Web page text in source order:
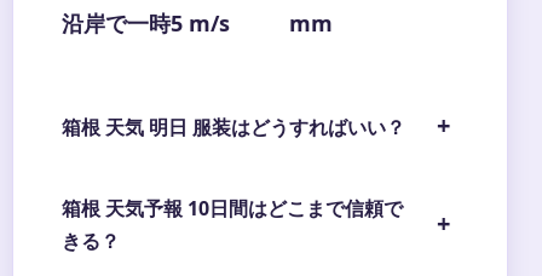
沿岸で一時5 m/s
mm
箱根 天気 明日 服装はどうすればいい？
箱根 天気予報 10日間はどこまで信頼で
きる？